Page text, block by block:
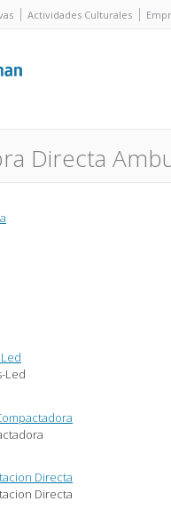
Actividades Culturales
Directa
Led
Directa
Directa